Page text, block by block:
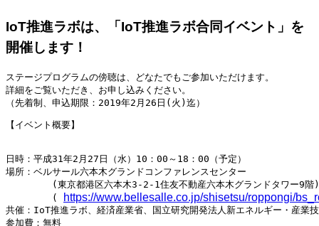
IoT推進ラボは、「IoT推進ラボ合同イベント」を
開催します！
ステージプログラムの傍聴は、どなたでもご参加いただけます。
詳細をご覧いただき、お申し込みください。
【イベント概要】
日時：平成31年2月27日（水）10：00～18：00（予定）
場所：ベルサール六本木グランドコンファレンスセンター
(東京都港区六本木3-2-1住友不動産六本木グランドタワー9階)
(
https://www.bellesalle.co.jp/shisetsu/roppongi/
共催：IoT推進ラボ、経済産業省、国立研究開発法人新エネルギー・産業
参加費：無料